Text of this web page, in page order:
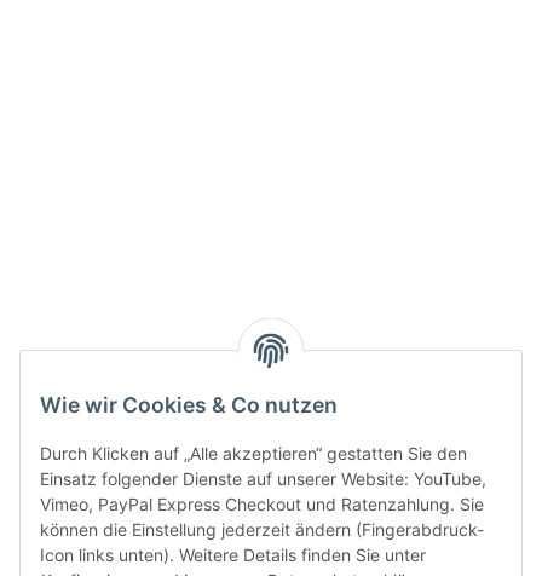
Wie wir Cookies & Co nutzen
Durch Klicken auf „Alle akzeptieren“ gestatten Sie den
Einsatz folgender Dienste auf unserer Website: YouTube,
Vimeo, PayPal Express Checkout und Ratenzahlung. Sie
können die Einstellung jederzeit ändern (Fingerabdruck-
Icon links unten). Weitere Details finden Sie unter
Gesetzliche Informationen